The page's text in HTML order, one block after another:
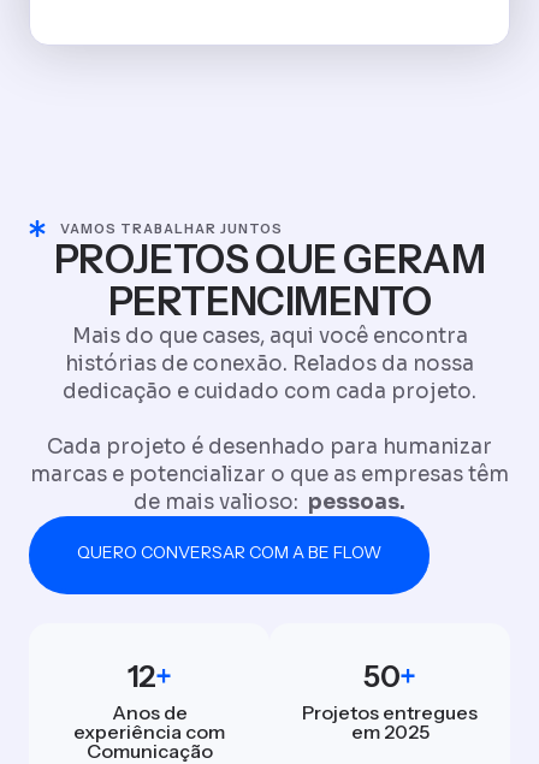
VAMOS TRABALHAR JUNTOS
PROJETOS QUE GERAM
PERTENCIMENTO
Mais do que cases, aqui você encontra
histórias de conexão. Relados da nossa
dedicação e cuidado com cada projeto.
Cada projeto é desenhado para humanizar
marcas e potencializar o que as empresas têm
de mais valioso: pessoas.
QUERO CONVERSAR COM A BE FLOW
12+
Anos de
experiência com
Comunicação
50+
Projetos entregues
em 2025